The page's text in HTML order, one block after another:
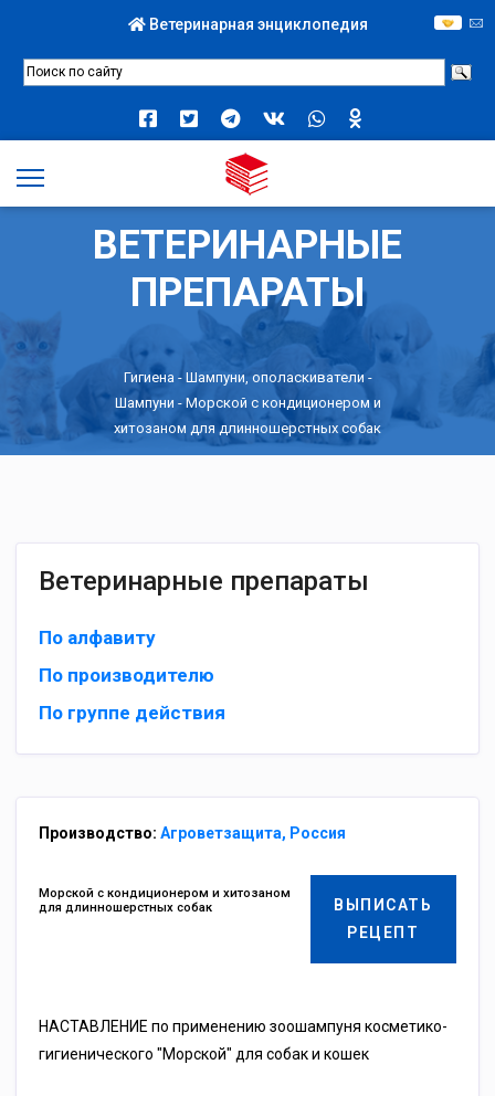
Ветеринарная энциклопедия
ВЕТЕРИНАРНЫЕ
ПРЕПАРАТЫ
Гигиена - Шампуни, ополаскиватели -
Шампуни - Морской c кoндициoнepoм и
xитoзaнoм для длиннoшepcтныx coбaк
Ветеринарные препараты
По алфавиту
По производителю
По группе действия
Производство: Агроветзащита, Россия
ВЫПИСАТЬ
РЕЦЕПТ
Морской c кoндициoнepoм и xитoзaнoм
для длиннoшepcтныx coбaк
HACTABЛEHИE пo пpимeнeнию зooшaмпуня кocмeтикo-
гигиeничecкoгo "Mopcкoй" для coбaк и кoшeк